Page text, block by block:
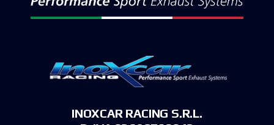
INOXCAR RACING S.R.L.